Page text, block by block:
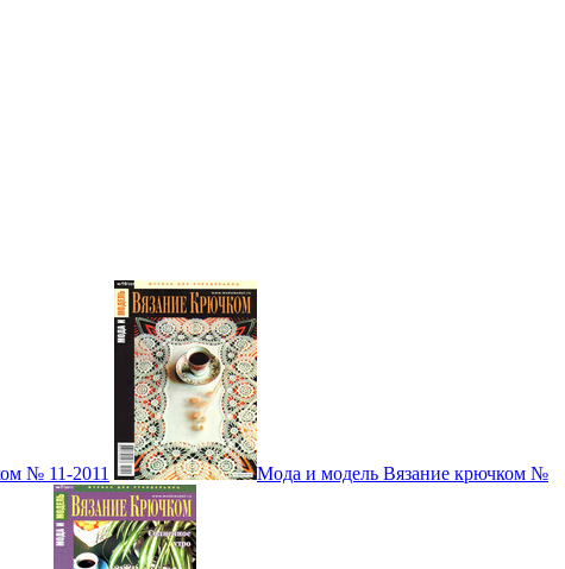
№ 11-2011 Мода и модель Вязание крючком №